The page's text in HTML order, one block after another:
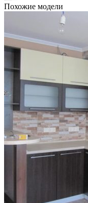
Похожие модели